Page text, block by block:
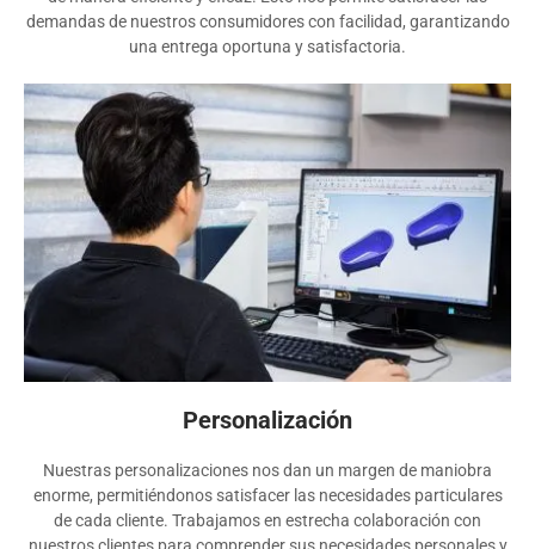
demandas de nuestros consumidores con facilidad, garantizando
una entrega oportuna y satisfactoria.
Personalización
Nuestras personalizaciones nos dan un margen de maniobra
enorme, permitiéndonos satisfacer las necesidades particulares
de cada cliente. Trabajamos en estrecha colaboración con
nuestros clientes para comprender sus necesidades personales y